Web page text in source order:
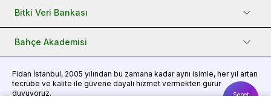
Sepet
Bitki Veri Bankası
Bahçe Akademisi
Fidan İstanbul, 2005 yılından bu zamana kadar aynı isimle, her yıl artan
tecrübe ve kalite ile güvene dayalı hizmet vermekten gurur
duyuyoruz.